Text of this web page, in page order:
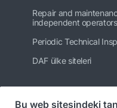
Repair and
independent operators
Periodic Technical
DAF ülke siteleri
Bu web sitesindeki